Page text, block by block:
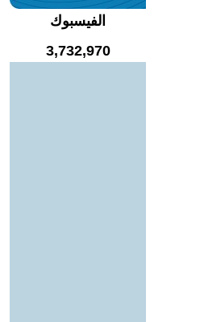
الفيسبوك
3,732,970